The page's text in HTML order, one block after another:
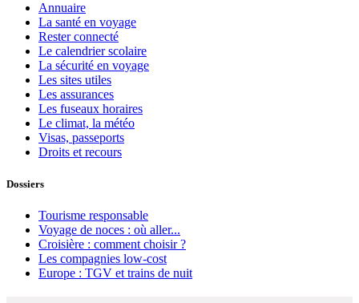
Annuaire
La santé en voyage
Rester connecté
Le calendrier scolaire
La sécurité en voyage
Les sites utiles
Les assurances
Les fuseaux horaires
Le climat, la météo
Visas, passeports
Droits et recours
Dossiers
Tourisme responsable
Voyage de noces : où aller...
Croisière : comment choisir ?
Les compagnies low-cost
Europe : TGV et trains de nuit